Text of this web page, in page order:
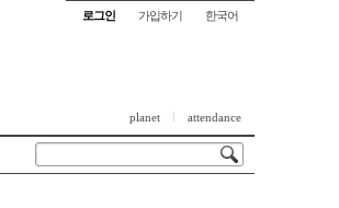
로그인 가입하기 한국어
planet attendance